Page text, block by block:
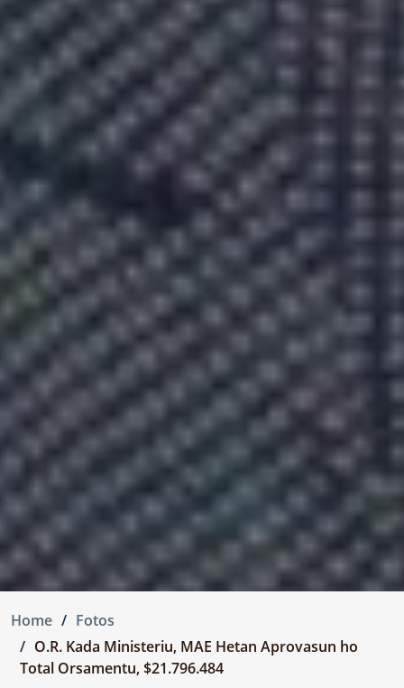
Home
Fotos
O.R. Kada Ministeriu, MAE Hetan Aprovasun ho
Total Orsamentu, $21.796.484